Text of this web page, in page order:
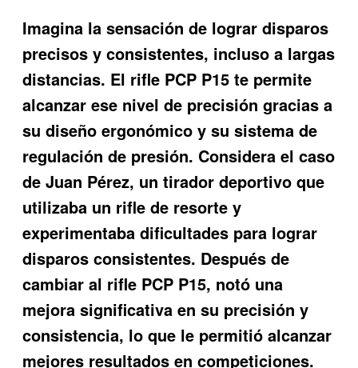
Imagina la sensación de lograr disparos
precisos y consistentes, incluso a largas
distancias. El rifle PCP P15 te permite
alcanzar ese nivel de precisión gracias a
su diseño ergonómico y su sistema de
regulación de presión. Considera el caso
de Juan Pérez, un tirador deportivo que
utilizaba un rifle de resorte y
experimentaba dificultades para lograr
disparos consistentes. Después de
cambiar al rifle PCP P15, notó una
mejora significativa en su precisión y
consistencia, lo que le permitió alcanzar
mejores resultados en competiciones.